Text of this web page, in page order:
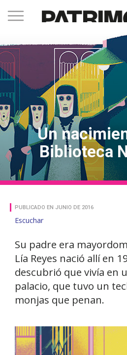
Un
Biblioteca
PUBLICADO EN JUNIO DE 2016
Escuchar
Su padre era
Lía Reyes nació allí en
descubrió que vivía en
palacio, que tuvo un
monjas que penan.